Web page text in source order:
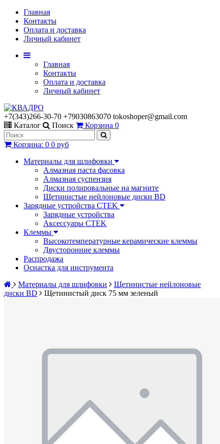
Главная
Контакты
Оплата и доставка
Личный кабинет
Главная
Контакты
Оплата и доставка
Личный кабинет
+7(343)266-30-70 +79030863070 tokoshoper@gmail.com
Каталог
Поиск Корзина 0
Корзина: 0 0 руб
Материалы для шлифовки
Алмазная паста фасовка
Алмазная суспензия
Диски полировальные на магните
Щетинистые нейлоновые диски BD
Зарядные устройства CTEK
Зарядные устройства
Аксессуары CTEK
Клеммы
Высокотемпературные керамические клеммы
Двусторонние клеммы
Распродажа
Оснастка для инструмента
Материалы для шлифовки
Щетинистые нейлоновые
диски BD
Щетинистый диск 75 мм зеленый